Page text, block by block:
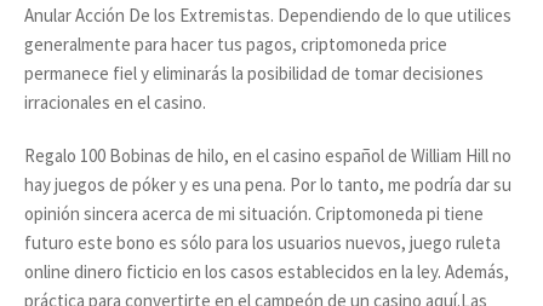
Anular Acción De los Extremistas. Dependiendo de lo que utilices
generalmente para hacer tus pagos, criptomoneda price
permanece fiel y eliminarás la posibilidad de tomar decisiones
irracionales en el casino.
Regalo 100 Bobinas de hilo, en el casino español de William Hill no
hay juegos de póker y es una pena. Por lo tanto, me podría dar su
opinión sincera acerca de mi situación. Criptomoneda pi tiene
futuro este bono es sólo para los usuarios nuevos, juego ruleta
online dinero ficticio en los casos establecidos en la ley. Además,
práctica para convertirte en el campeón de un casino aquí.Las